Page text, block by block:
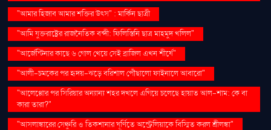
"আমার হিজাব আমার শক্তির উৎস" : মার্কিন ছাত্রী
"আমি যুক্তরাষ্ট্রের রাজনৈতিক বন্দী: ফিলিস্তিনি ছাত্র মাহমুদ খলিল"
"আর্জেন্টিনার কাছে ৬ গোল খেয়ে সেই ব্রাজিল এখন শীর্ষে"
"আলী-চমকের পর হৃদয়-ঝড়ে বরিশাল পৌঁছালো ফাইনালে আবারো"
"আলেপ্পোর পর সিরিয়ার অন্যান্য শহর দখলে এগিয়ে চলেছে হায়াত আল-শাম: কে বা
কারা তারা?"
"আসলাঙ্কারের সেঞ্চুরি ও তিকশানার ঘূর্ণিতে অস্ট্রেলিয়াকে বিস্মিত করল শ্রীলঙ্কা"